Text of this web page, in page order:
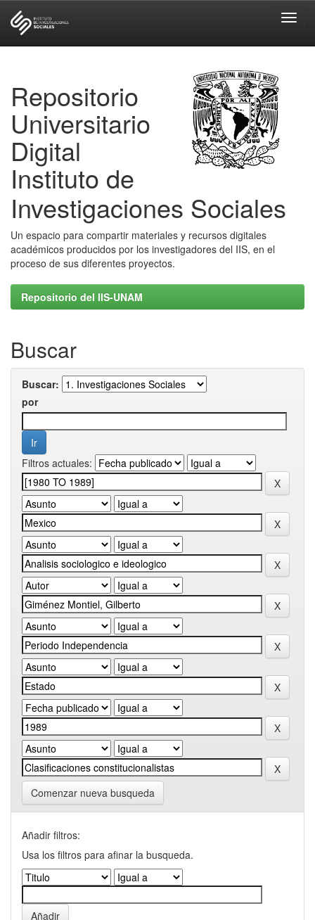
Repositorio
Universitario
Digital
Instituto de
Investigaciones Sociales
Un espacio para compartir materiales y recursos digitales
académicos producidos por los investigadores del IIS, en el
proceso de sus diferentes proyectos.
Repositorio del IIS-UNAM
Buscar
Buscar:
por
Filtros actuales:
Comenzar nueva busqueda
Añadir filtros:
Usa los filtros para afinar la busqueda.